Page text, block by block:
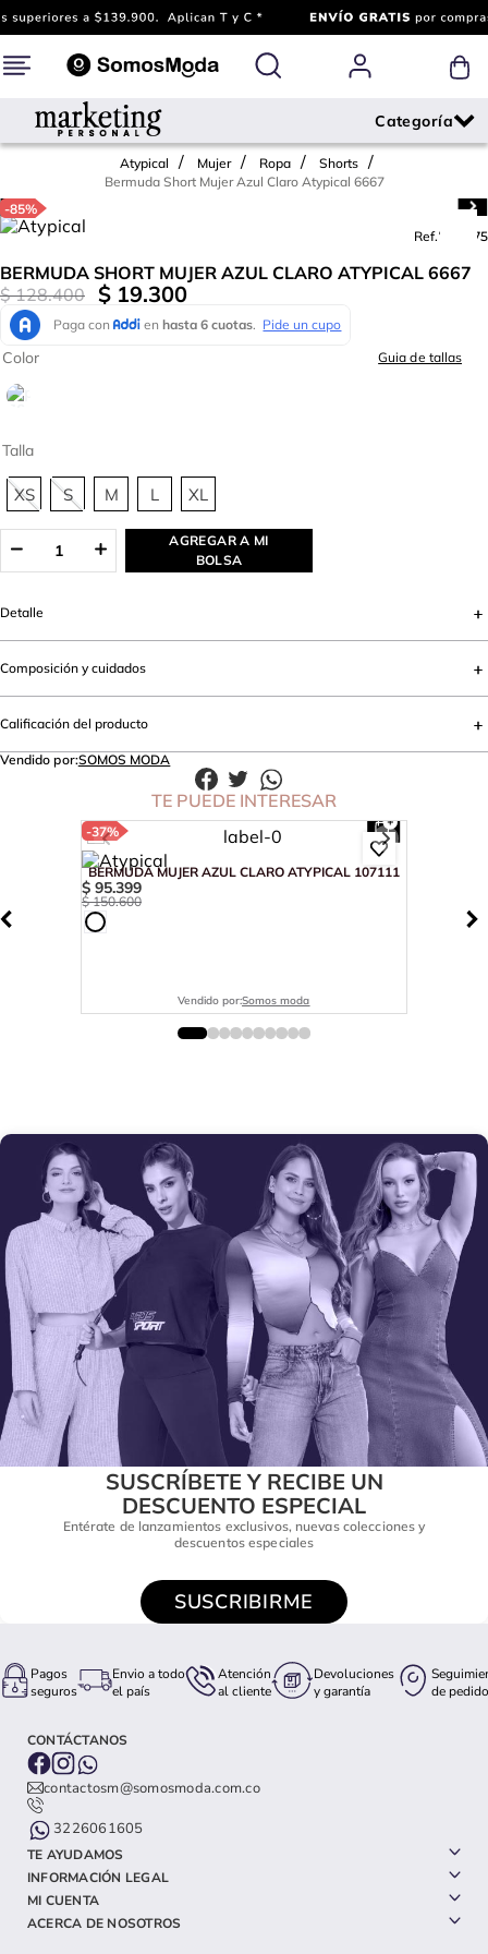
Atypical Mujer Ropa
Shorts
Bermuda Short Mujer Azul Claro Atypical 6667
-85%
Ref.703075
BERMUDA SHORT MUJER AZUL CLARO ATYPICAL 6667
$ 128.400 $ 19.300
Talla
XS S M L XL
Color Guia de tallas
AGREGAR A MI
BOLSA
Detalle
Composición y cuidados
Calificación del producto
Vendido por:SOMOS MODA
TE PUEDE INTERESAR
-37%
BERMUDA MUJER AZUL CLARO ATYPICAL 107111
$ 95.399
$ 150.600
Vendido por:Somos moda
SUSCRÍBETE Y RECIBE UN
DESCUENTO ESPECIAL
Entérate de lanzamientos exclusivos, nuevas colecciones y
descuentos especiales
SUSCRIBIRME
Pagos
seguros
Envio a todo
el país
Atención
al cliente
Devoluciones
y garantía
de pedido
CONTÁCTANOS
contactosm@somosmoda.com.co
3226061605
TE AYUDAMOS
INFORMACIÓN LEGAL
MI CUENTA
ACERCA DE NOSOTROS